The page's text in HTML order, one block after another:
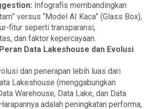
Infografis membandingkan
versus “Model AI Kaca” (Glass Box),
fitur seperti transparansi,
dan faktor kepercayaan.
Data Lakeshouse dan Evolusi
dan penerapan lebih luas dari
Lakeshouse (menggabungkan
Warehouse, Data Lake, dan Data
adalah peningkatan performa,